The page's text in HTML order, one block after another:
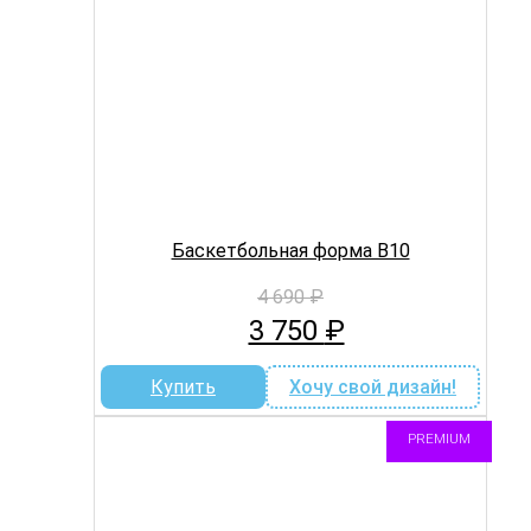
Баскетбольная форма B10
4 690₽
Первоначальная
цена
составляла
690 ₽.
3 750 ₽Текущая
цена:
3
750 ₽.
Купить Хочу свой дизайн!
PREMIUM